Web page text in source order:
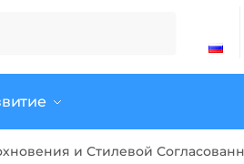
и Стилевой